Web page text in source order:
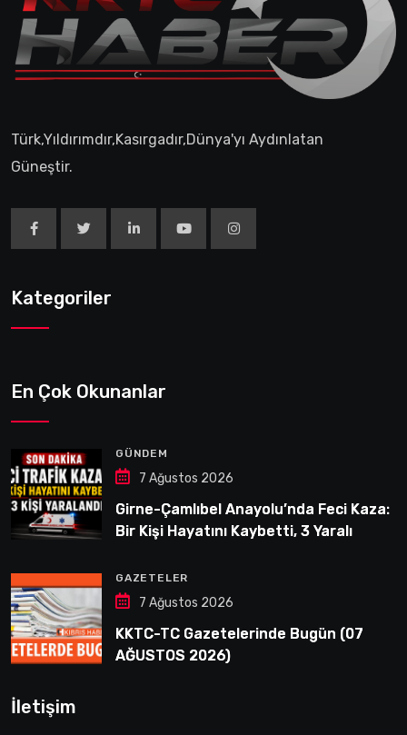
Türk,Yıldırımdır,Kasırgadır,Dünya'yı Aydınlatan
Güneştir.
Kategoriler
En Çok Okunanlar
GÜNDEM
7 Ağustos 2026
Girne-Çamlıbel Anayolu’nda Feci Kaza:
Bir Kişi Hayatını Kaybetti, 3 Yaralı
GAZETELER
7 Ağustos 2026
KKTC-TC Gazetelerinde Bugün (07
AĞUSTOS 2026)
İletişim